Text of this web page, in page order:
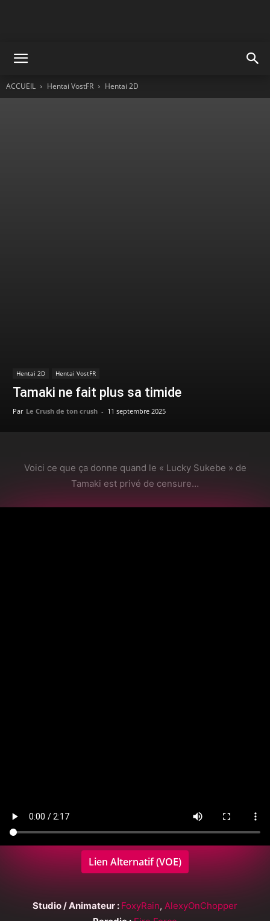
ACCUEIL Hentai VostFR Hentai 2D
Hentai 2D Hentai VostFR
Tamaki ne fait plus sa timide
Par Le Crush de ton crush - 11 septembre 2025
Voici ce que ça donne quand le « Lucky Sukebe » de
Tamaki est privé de censure…
Lien Alternatif (VOE)
Studio / Animateur : FoxyRain, AlexyOnChopper